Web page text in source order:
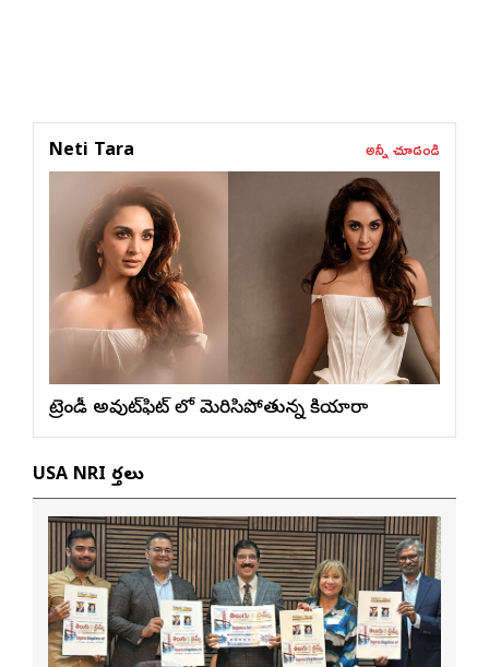
Neti Tara అన్నీ చూడండి
ట్రెండీ అవుట్‌ఫిట్ లో మెరిసిపోతున్న కియారా
USA NRI వార్తలు